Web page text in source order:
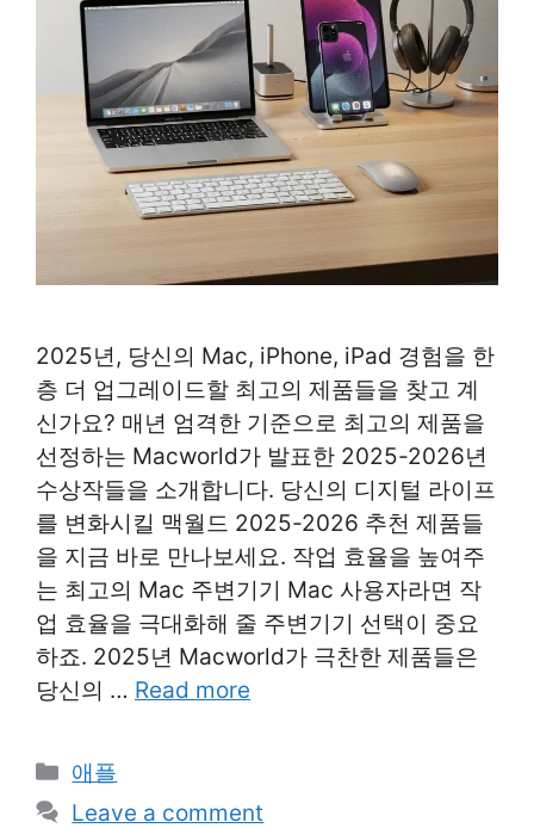
2025년, 당신의 Mac, iPhone, iPad 경험을 한
층 더 업그레이드할 최고의 제품들을 찾고 계
신가요? 매년 엄격한 기준으로 최고의 제품을
선정하는 Macworld가 발표한 2025-2026년
수상작들을 소개합니다. 당신의 디지털 라이프
를 변화시킬 맥월드 2025-2026 추천 제품들
을 지금 바로 만나보세요. 작업 효율을 높여주
는 최고의 Mac 주변기기 Mac 사용자라면 작
업 효율을 극대화해 줄 주변기기 선택이 중요
하죠. 2025년 Macworld가 극찬한 제품들은
당신의 … Read more
Categories
애플
Leave a comment